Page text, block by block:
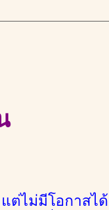
ต่ไม่มีโอกาสได้